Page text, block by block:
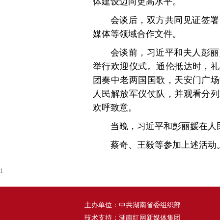
会谈后，双方共同见证签
媒体等领域合作文件。
会谈前，习近平和夫人彭
举行欢迎仪式。通伦抵达时，
团奏中老两国国歌，天安门广
人民解放军仪仗队，并观看分
欢呼致意。
当晚，习近平和彭丽媛在
蔡奇、王毅等参加上述活动
1
主办单位：中共湖南省委组织部
技术支持：湖南红网新媒体集团